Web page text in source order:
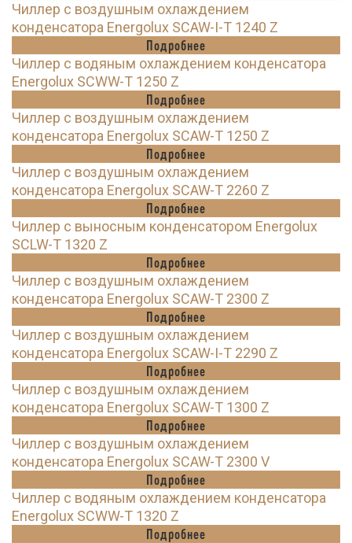
Чиллер с воздушным охлаждением
конденсатора Energolux SCAW-I-T 1240 Z
Подробнее
Чиллер с водяным охлаждением конденсатора
Energolux SCWW-T 1250 Z
Подробнее
Чиллер с воздушным охлаждением
конденсатора Energolux SCAW-T 1250 Z
Подробнее
Чиллер с воздушным охлаждением
конденсатора Energolux SCAW-T 2260 Z
Подробнее
Чиллер с выносным конденсатором Energolux
SCLW-T 1320 Z
Подробнее
Чиллер с воздушным охлаждением
конденсатора Energolux SCAW-T 2300 Z
Подробнее
Чиллер с воздушным охлаждением
конденсатора Energolux SCAW-I-T 2290 Z
Подробнее
Чиллер с воздушным охлаждением
конденсатора Energolux SCAW-T 1300 Z
Подробнее
Чиллер с воздушным охлаждением
конденсатора Energolux SCAW-T 2300 V
Подробнее
Чиллер с водяным охлаждением конденсатора
Energolux SCWW-T 1320 Z
Подробнее